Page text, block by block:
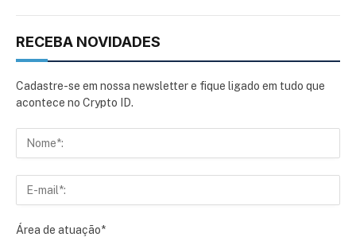
RECEBA NOVIDADES
Cadastre-se em nossa newsletter e fique ligado em tudo que
acontece no Crypto ID.
Área de atuação*